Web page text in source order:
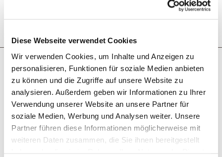
Diese Webseite verwendet Cookies
Wir verwenden Cookies, um Inhalte und Anzeigen zu
personalisieren, Funktionen für soziale Medien anbieten
zu können und die Zugriffe auf unsere Website zu
analysieren. Außerdem geben wir Informationen zu Ihrer
Verwendung unserer Website an unsere Partner für
soziale Medien, Werbung und Analysen weiter. Unsere
Partner führen diese Informationen möglicherweise mit
weiteren Daten zusammen, die Sie ihnen bereitgestellt
Next steps
Plan route Create PDF